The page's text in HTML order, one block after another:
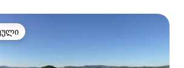
მოწინავე ვარიანტი